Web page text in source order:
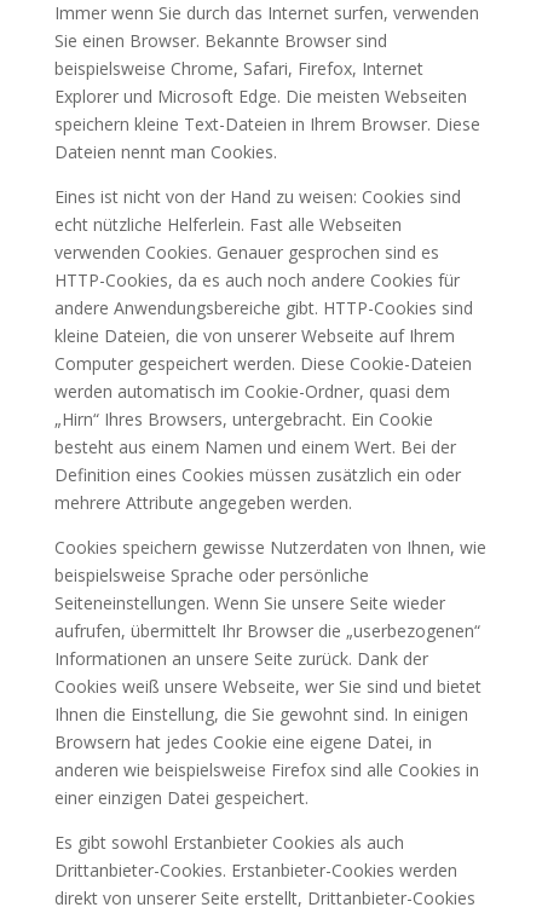
Immer wenn Sie durch das Internet surfen, verwenden
Sie einen Browser. Bekannte Browser sind
beispielsweise Chrome, Safari, Firefox, Internet
Explorer und Microsoft Edge. Die meisten Webseiten
speichern kleine Text-Dateien in Ihrem Browser. Diese
Dateien nennt man Cookies.
Eines ist nicht von der Hand zu weisen: Cookies sind
echt nützliche Helferlein. Fast alle Webseiten
verwenden Cookies. Genauer gesprochen sind es
HTTP-Cookies, da es auch noch andere Cookies für
andere Anwendungsbereiche gibt. HTTP-Cookies sind
kleine Dateien, die von unserer Webseite auf Ihrem
Computer gespeichert werden. Diese Cookie-Dateien
werden automatisch im Cookie-Ordner, quasi dem
„Hirn“ Ihres Browsers, untergebracht. Ein Cookie
besteht aus einem Namen und einem Wert. Bei der
Definition eines Cookies müssen zusätzlich ein oder
mehrere Attribute angegeben werden.
Cookies speichern gewisse Nutzerdaten von Ihnen, wie
beispielsweise Sprache oder persönliche
Seiteneinstellungen. Wenn Sie unsere Seite wieder
aufrufen, übermittelt Ihr Browser die „userbezogenen“
Informationen an unsere Seite zurück. Dank der
Cookies weiß unsere Webseite, wer Sie sind und bietet
Ihnen die Einstellung, die Sie gewohnt sind. In einigen
Browsern hat jedes Cookie eine eigene Datei, in
anderen wie beispielsweise Firefox sind alle Cookies in
einer einzigen Datei gespeichert.
Es gibt sowohl Erstanbieter Cookies als auch
Drittanbieter-Cookies. Erstanbieter-Cookies werden
direkt von unserer Seite erstellt, Drittanbieter-Cookies